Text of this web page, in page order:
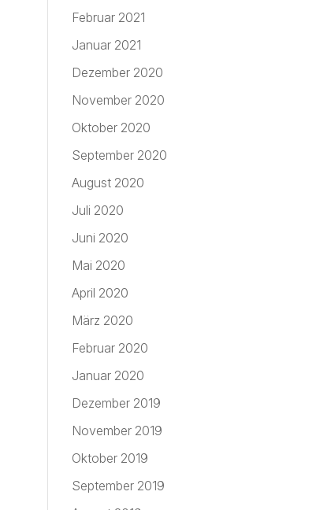
Februar 2021
Januar 2021
Dezember 2020
November 2020
Oktober 2020
September 2020
August 2020
Juli 2020
Juni 2020
Mai 2020
April 2020
März 2020
Februar 2020
Januar 2020
Dezember 2019
November 2019
Oktober 2019
September 2019